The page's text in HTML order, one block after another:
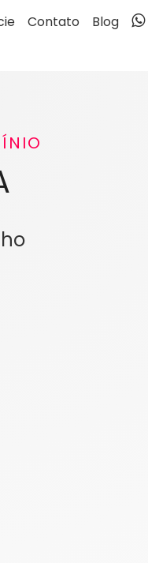
Contato Blog